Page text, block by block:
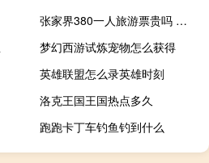
张家界380一人旅游票贵吗 张家界旅游多少钱
梦幻西游试炼宠物怎么获得
英雄联盟怎么录英雄时刻
洛克王国王国热点多久
跑跑卡丁车钓鱼钓到什么